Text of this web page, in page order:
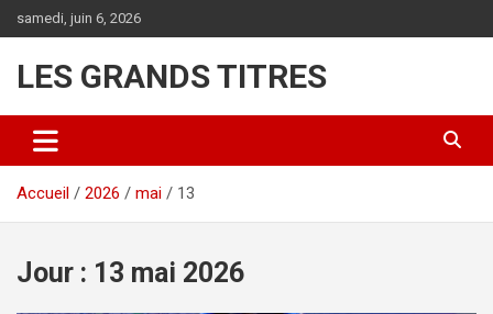
au
samedi, juin 6, 2026
LES GRANDS TITRES
Accueil 2026 mai 13
Jour : 13 mai 2026